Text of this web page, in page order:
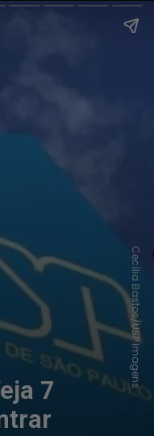
7
Cecília Bastos/USP Imagens